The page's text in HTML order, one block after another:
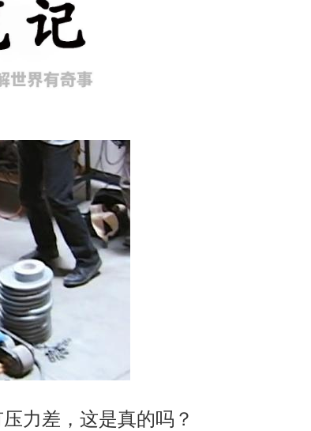
力差，这是真的吗？